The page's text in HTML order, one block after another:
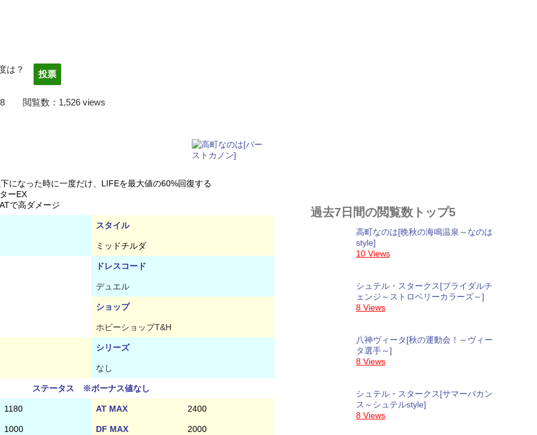
は？
04/08 閲覧数：1,526 views
なった時に一度だけ、LIFEを最大値の60%回復する
ーEX
高ダメージ
スタイル
ミッドチルダ
ドレスコード
デュエル
ショップ
ホビーショップT&H
シリーズ
なし
ステータス ※ボーナス値なし
1180 AT MAX 2400
1000 DF MAX 2000
過去7日間の閲覧数トップ5
高町なのは[晩秋の海鳴温泉～なのは
style]
10 Views
シュテル・スタークス[ブライダルチ
ェンジ～ストロベリーカラーズ～]
8 Views
八神ヴィータ[秋の運動会！～ヴィー
タ選手～]
8 Views
シュテル・スタークス[サマーバカン
ス～シュテルstyle]
8 Views